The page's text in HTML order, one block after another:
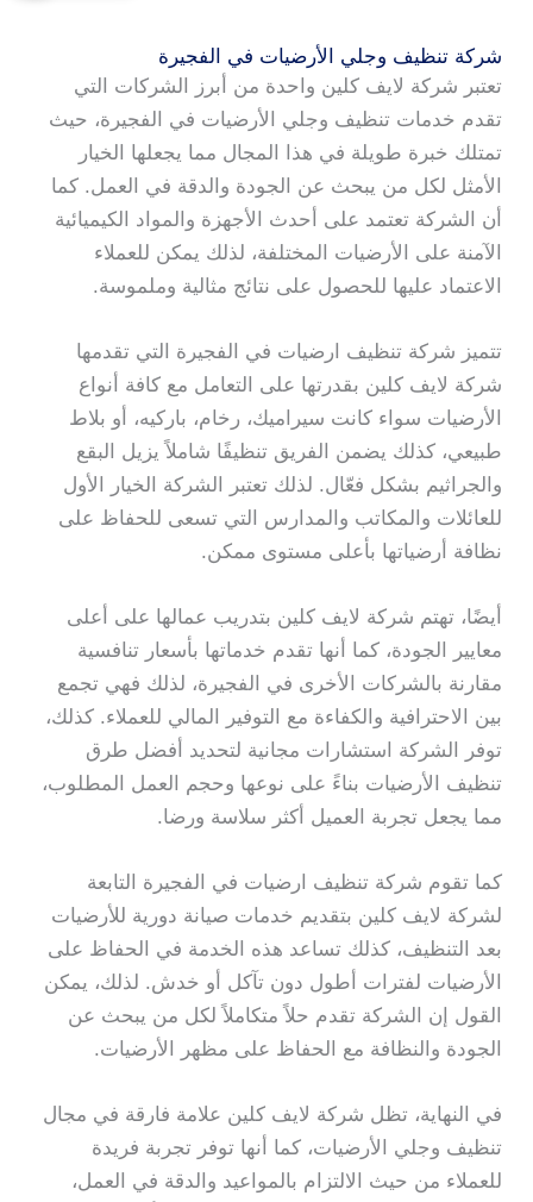
شركة تنظيف وجلي الأرضيات في الفجيرة
تعتبر شركة لايف كلين واحدة من أبرز الشركات التي
تقدم خدمات تنظيف وجلي الأرضيات في الفجيرة، حيث
تمتلك خبرة طويلة في هذا المجال مما يجعلها الخيار
الأمثل لكل من يبحث عن الجودة والدقة في العمل. كما
أن الشركة تعتمد على أحدث الأجهزة والمواد الكيميائية
الآمنة على الأرضيات المختلفة، لذلك يمكن للعملاء
الاعتماد عليها للحصول على نتائج مثالية وملموسة.
تتميز شركة تنظيف ارضيات في الفجيرة التي تقدمها
شركة لايف كلين بقدرتها على التعامل مع كافة أنواع
الأرضيات سواء كانت سيراميك، رخام، باركيه، أو بلاط
طبيعي، كذلك يضمن الفريق تنظيفًا شاملاً يزيل البقع
والجراثيم بشكل فعّال. لذلك تعتبر الشركة الخيار الأول
للعائلات والمكاتب والمدارس التي تسعى للحفاظ على
نظافة أرضياتها بأعلى مستوى ممكن.
أيضًا، تهتم شركة لايف كلين بتدريب عمالها على أعلى
معايير الجودة، كما أنها تقدم خدماتها بأسعار تنافسية
مقارنة بالشركات الأخرى في الفجيرة، لذلك فهي تجمع
بين الاحترافية والكفاءة مع التوفير المالي للعملاء. كذلك،
توفر الشركة استشارات مجانية لتحديد أفضل طرق
تنظيف الأرضيات بناءً على نوعها وحجم العمل المطلوب،
مما يجعل تجربة العميل أكثر سلاسة ورضا.
كما تقوم شركة تنظيف ارضيات في الفجيرة التابعة
لشركة لايف كلين بتقديم خدمات صيانة دورية للأرضيات
بعد التنظيف، كذلك تساعد هذه الخدمة في الحفاظ على
الأرضيات لفترات أطول دون تآكل أو خدش. لذلك، يمكن
القول إن الشركة تقدم حلاً متكاملاً لكل من يبحث عن
الجودة والنظافة مع الحفاظ على مظهر الأرضيات.
في النهاية، تظل شركة لايف كلين علامة فارقة في مجال
تنظيف وجلي الأرضيات، كما أنها توفر تجربة فريدة
للعملاء من حيث الالتزام بالمواعيد والدقة في العمل،